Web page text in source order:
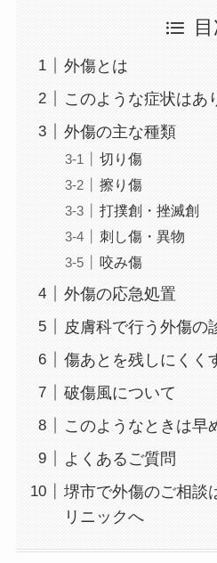
外傷とは
このような症状はあ
外傷の主な種類
切り傷
擦り傷
打撲創・挫滅創
刺し傷・異物
咬み傷
外傷の応急処置
皮膚科で行う外傷の
傷あとを残しにくく
破傷風について
このようなときは早
よくあるご質問
堺市で外傷のご相談
リニックへ